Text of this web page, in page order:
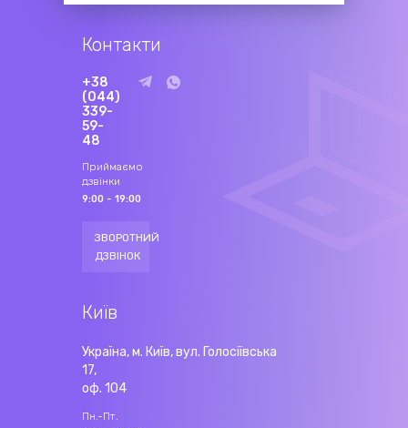
Контакти
+38
(044)
339-
59-
48
Приймаємо
дзвінки
9:00 - 19:00
ЗВОРОТНИЙ
ДЗВІНОК
Київ
Україна, м. Київ, вул. Голосіївська
17,
оф. 104
Пн.-Пт.